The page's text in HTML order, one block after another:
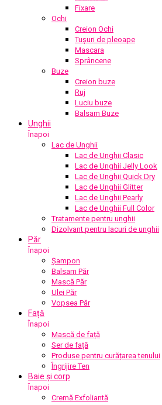
Fixare
Ochi
Creion Ochi
Tușuri de pleoape
Mascara
Sprâncene
Buze
Creion buze
Ruj
Luciu buze
Balsam Buze
Unghii
Înapoi
Lac de Unghii
Lac de Unghii Clasic
Lac de Unghii Jelly Look
Lac de Unghii Quick Dry
Lac de Unghii Glitter
Lac de Unghii Pearly
Lac de Unghii Full Color
Tratamente pentru unghii
Dizolvant pentru lacuri de unghii
Păr
Înapoi
Șampon
Balsam Păr
Mască Păr
Ulei Păr
Vopsea Păr
Față
Înapoi
Mască de față
Ser de față
Produse pentru curățarea tenului
Îngrijire Ten
Baie și corp
Înapoi
Cremă Exfoliantă